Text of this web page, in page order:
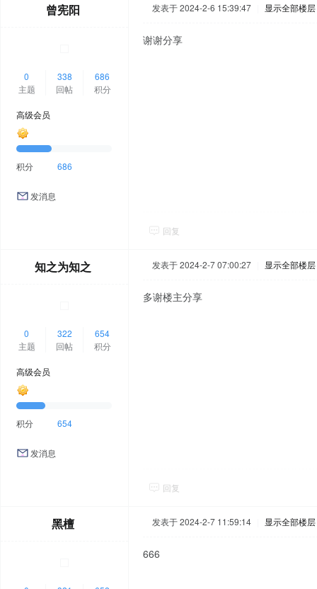
曾宪阳
0
主题
338
回帖
686
积分
高级会员
积分 686
发消息
发表于 2024-2-6 15:39:47 显示全部楼层
谢谢分享
回复
知之为知之
0
主题
322
回帖
654
积分
高级会员
积分 654
发消息
发表于 2024-2-7 07:00:27 显示全部楼层
多谢楼主分享
回复
黑檀 发表于 2024-2-7 11:59:14 显示全部楼层
666